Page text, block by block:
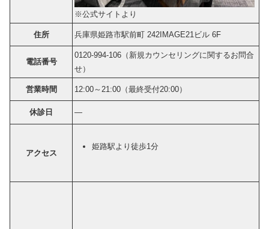
※公式サイトより
住所 兵庫県姫路市駅前町 242IMAGE21ビル 6F
電話番号
0120-994-106（新規カウンセリングに関するお問合
せ）
営業時間 12:00～21:00（最終受付20:00）
休診日 ―
アクセス
姫路駅より徒歩1分